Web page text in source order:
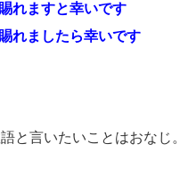
賜れますと幸いです
賜れましたら幸いです
と言いたいことはおなじ。